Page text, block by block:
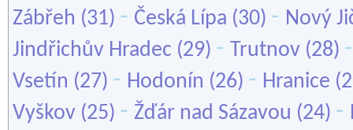
Zábřeh (31) - Česká Lípa (30) - Nový
Jindřichův Hradec (29) - Trutnov (28)
Vsetín (27) - Hodonín (26) - Hranice
Vyškov (25) - Žďár nad Sázavou (24) -